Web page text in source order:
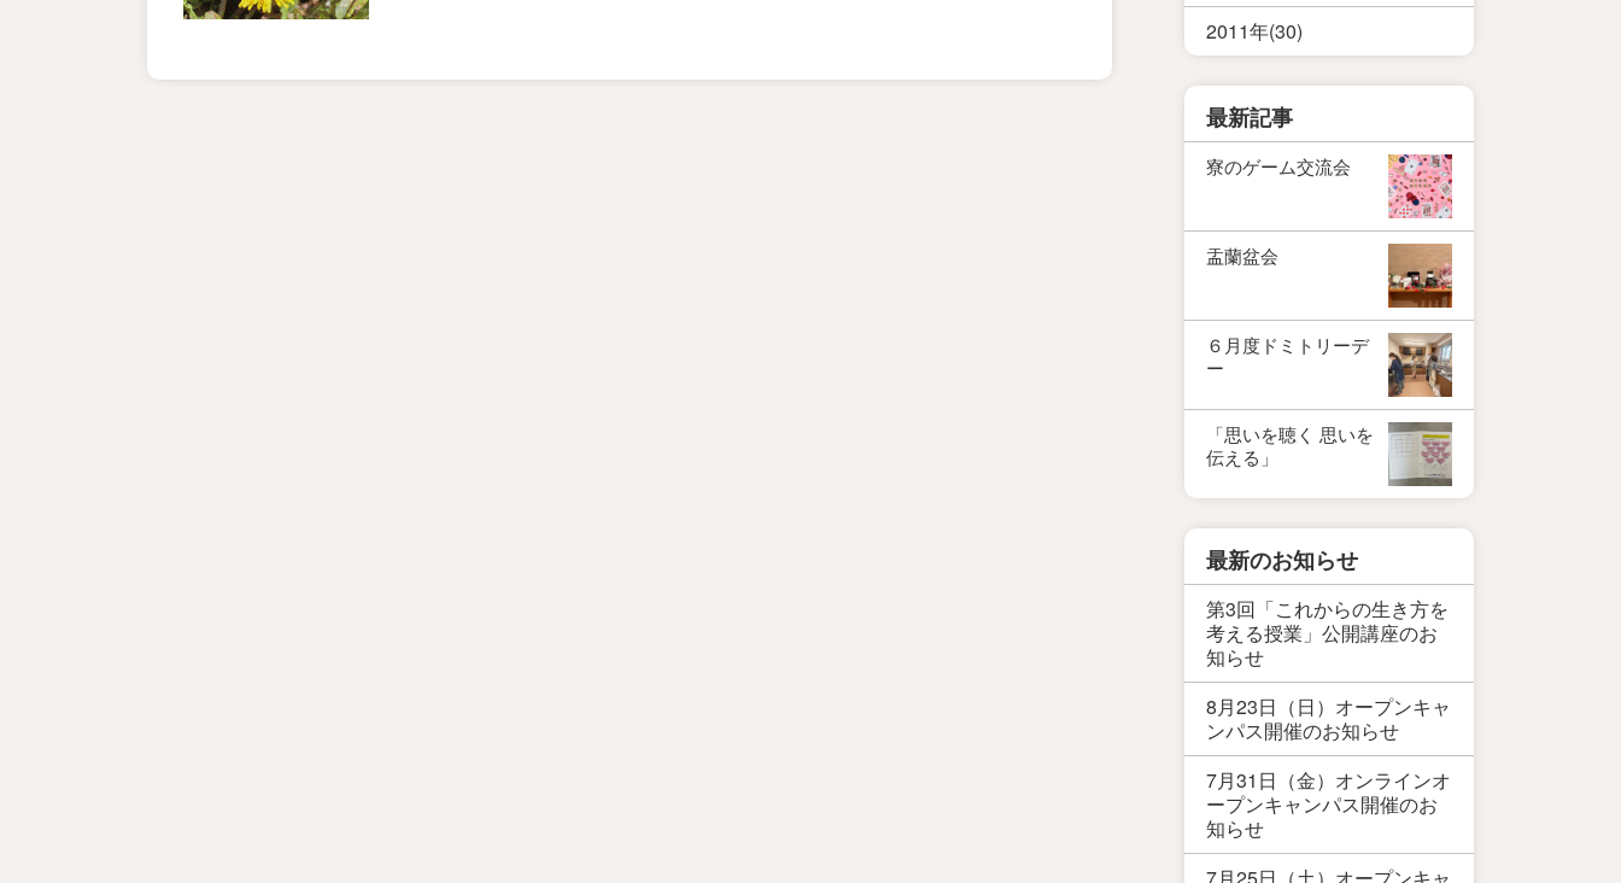
2011年(30)
最新記事
寮のゲーム交流会
盂蘭盆会
６月度ドミトリーデ
ー
「思いを聴く 思いを
伝える」
最新のお知らせ
第3回「これからの生き方を
考える授業」公開講座のお
知らせ
8月23日（日）オープンキャ
ンパス開催のお知らせ
7月31日（金）オンラインオ
ープンキャンパス開催のお
知らせ